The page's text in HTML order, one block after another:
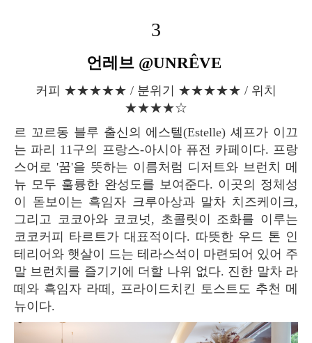
3
언레브 @UNRÊVE
커피 ★★★★★ / 분위기 ★★★★★ / 위치
★★★★☆
르 꼬르동 블루 출신의 에스텔(Estelle) 셰프가 이끄
는 파리 11구의 프랑스-아시아 퓨전 카페이다. 프랑
스어로 '꿈'을 뜻하는 이름처럼 디저트와 브런치 메
뉴 모두 훌륭한 완성도를 보여준다. 이곳의 정체성
이 돋보이는 흑임자 크루아상과 말차 치즈케이크,
그리고 코코아와 코코넛, 초콜릿이 조화를 이루는
코코커피 타르트가 대표적이다. 따뜻한 우드 톤 인
테리어와 햇살이 드는 테라스석이 마련되어 있어 주
말 브런치를 즐기기에 더할 나위 없다. 진한 말차 라
떼와 흑임자 라떼, 프라이드치킨 토스트도 추천 메
뉴이다.